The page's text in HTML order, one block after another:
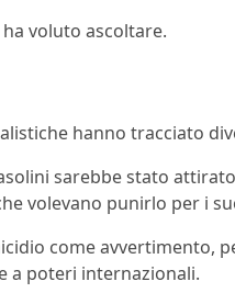
voluto ascoltare.
hanno tracciato
sarebbe stato
volevano punirlo per i
come avvertimento,
a poteri internazionali.